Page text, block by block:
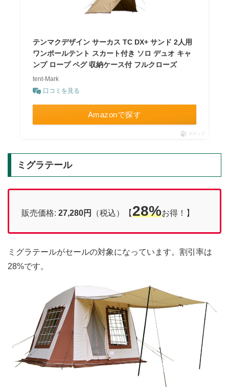
テンマクデザイン サーカス TC DX+ サンド 2人用
ワンポールテント スカート付き ソロ デュオ キャ
ンプ ロープ ペグ 収納ケース付 フルクローズ
tent-Mark
口コミを見る
Amazonで探す
ポチップ
ミグラテール
販売価格: 27,280円 （税込）【28%お得！】
ミグラテールがセールの対象になっています。割引率は
28%です。